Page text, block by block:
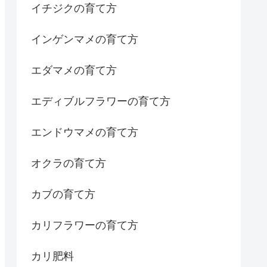
イチジクの育て方
インゲンマメの育て方
エダマメの育て方
エディブルフラワーの育て方
エンドウマメの育て方
オクラの育て方
カブの育て方
カリフラワーの育て方
カリ肥料